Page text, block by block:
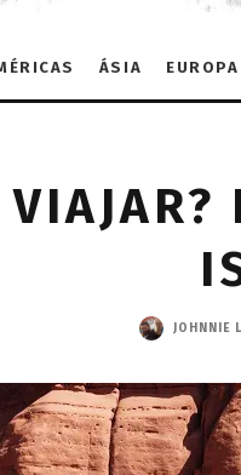
ÁSIA EUROPA
JOHNNIE